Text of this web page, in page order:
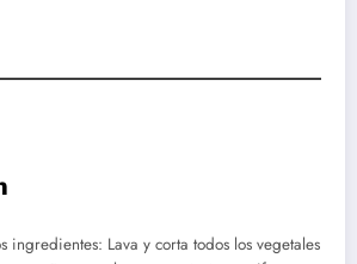
ingredientes: Lava y corta todos los vegetales